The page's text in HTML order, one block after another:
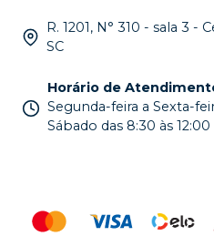
R. 1201, N° 310 - sala 3
SC
Horário de
Segunda-feira a Sexta-
Sábado das 8:30 às 12:00